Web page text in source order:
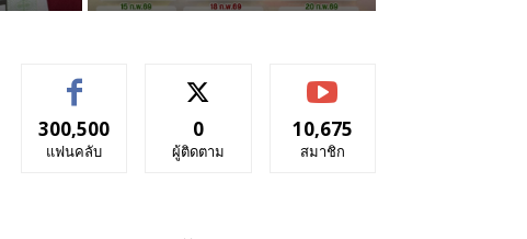
300,500
แฟนคลับ
0
ผู้ติดตาม
10,675
สมาชิก